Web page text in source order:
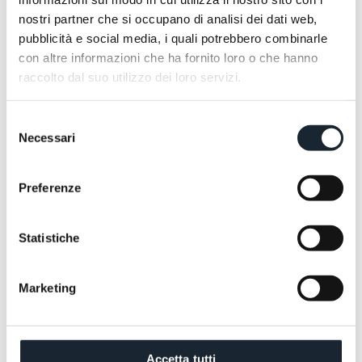
nostri partner che si occupano di analisi dei dati web,
pubblicità e social media, i quali potrebbero combinarle
con altre informazioni che ha fornito loro o che hanno
raccolto dal suo utilizzo dei loro servizi.
delNecessari
Preferenze
Statistiche
Marketing
Accetta tutti
Wirkstoffe aus den Pharmakopöen der Welt aus und
verpflichten sich zu wirksamen, natürlichen und
sensorischen Kosmetika.